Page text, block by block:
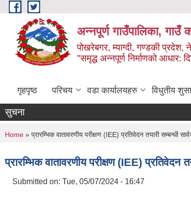
Skip to main content
अन्‍नपूर्ण गाउँपालिका, गाउँ
पोखरेबगर, म्याग्दी, गण्डकी प्रदेश,
"समृद्ध अन्‍नपूर्ण निर्माणको आधार:
गृहपृष्ठ परिचय वडा कार्यालयहरु विधुतीय
सुचना
You are here
Home » प्रारम्भिक वातावरणीय परीक्षण (IEE) प्रतिवेदन तयारी सम्बन्धी
प्रारम्भिक वातावरणीय परीक्षण (IEE) प्रतिवेदन
Submitted on: Tue, 05/07/2024 - 16:47